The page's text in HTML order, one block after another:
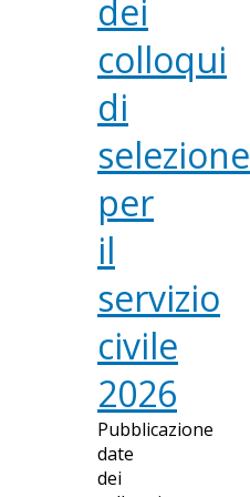
dei
colloqui
di
selezione
per
il
servizio
civile
2026
Pubblicazione
date
dei